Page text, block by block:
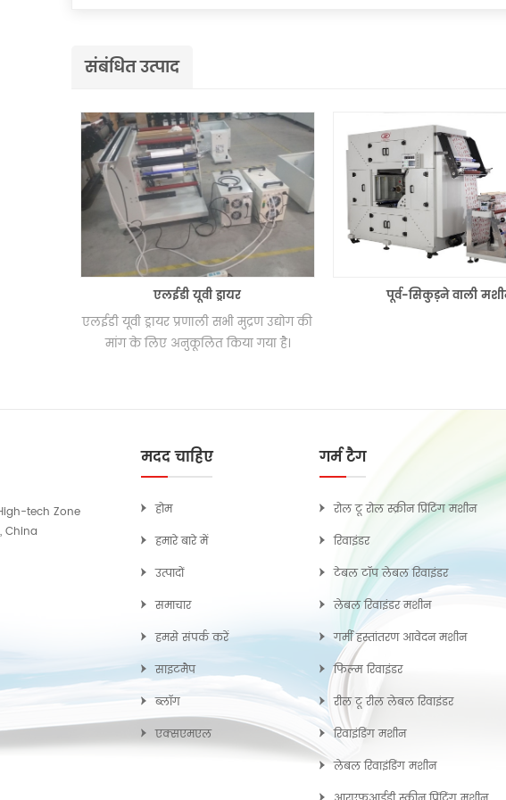
संबंधित उत्पाद
एलईडी यूवी ड्रायर
एलईडी यूवी ड्रायर प्रणाली सभी मुद्रण उद्योग की
मांग के लिए अनुकूलित किया गया है।
पूर्व-सिकुड़ने वाली मशीन
tech Zone
China
मदद चाहिए
होम
हमारे बारे में
उत्पादों
समाचार
हमसे संपर्क करें
साइटमैप
ब्लॉग
एक्सएमएल
गर्म टैग
रोल टू रोल स्क्रीन प्रिंटिंग मशीन
रिवाइंडर
टेबल टॉप लेबल रिवाइंडर
लेबल रिवाइंडर मशीन
गर्मी हस्तांतरण आवेदन मशीन
फिल्म रिवाइंडर
रील टू रील लेबल रिवाइंडर
रिवाइंडिंग मशीन
लेबल रिवाइंडिंग मशीन